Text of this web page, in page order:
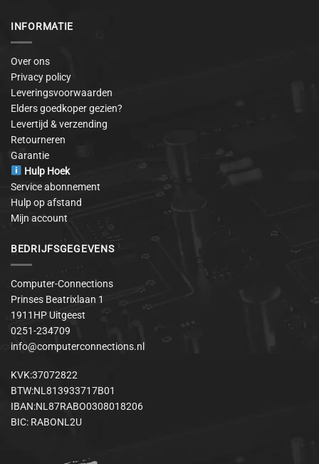
INFORMATIE
Over ons
Privacy policy
Leveringsvoorwaarden
Elders goedkoper gezien?
Levertijd & verzending
Retourneren
Garantie
Hulp Hoek
Service abonnement
Hulp op afstand
Mijn account
BEDRIJFSGEGEVENS
Computer-Connections
Prinses Beatrixlaan 1
1911HP Uitgeest
0251-234709
info@computerconnections.nl
KVK:37072822
BTW:NL813933717B01
IBAN:NL87RABO0308018206
BIC: RABONL2U